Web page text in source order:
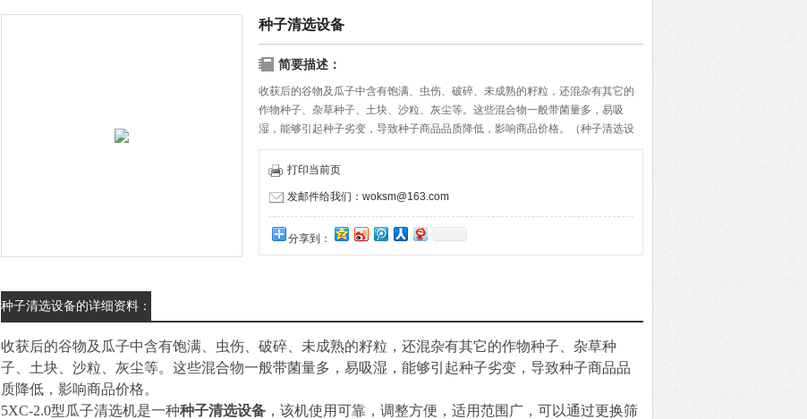
种子清选设备
简要描述：
收获后的谷物及瓜子中含有饱满、虫伤、破碎、未成熟的籽粒，还混杂有其它的
作物种子、杂草种子、土块、沙粒、灰尘等。这些混合物一般带菌量多，易吸
湿，能够引起种子劣变，导致种子商品品质降低，影响商品价格。（种子清选设
备）
打印当前页
发邮件给我们：woksm@163.com
分享到：
种子清选设备的详细资料：
收获后的谷物及瓜子中含有饱满、虫伤、破碎、未成熟的籽粒，还混杂有其它的作物种子、杂草种
子、土块、沙粒、灰尘等。这些混合物一般带菌量多，易吸湿，能够引起种子劣变，导致种子商品品
质降低，影响商品价格。
5XC-2.0型瓜子清选机是一种种子清选设备 ，该机使用可靠，调整方便，适用范围广，可以通过更换筛